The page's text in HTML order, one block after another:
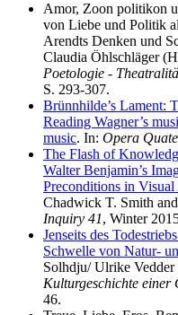
Amor, Zoon politikon
von Liebe und Politik
Arendts Denken und
Claudia Öhlschläger
Poetologie -
S. 293-307.
Brünnhilde’s Lament:
Reading Wagner’s
music. In: Opera
The Flash of
Walter Benjamin’s
Preconditions in
Chadwick T. Smith
Inquiry 41, Winter
Jenseits des
Schwelle von Natur-
Solhdju/ Ulrike Vedder
Kulturgeschichte einer
46.